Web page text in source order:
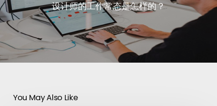
设计师的工作常态是怎样的？
You May Also Like